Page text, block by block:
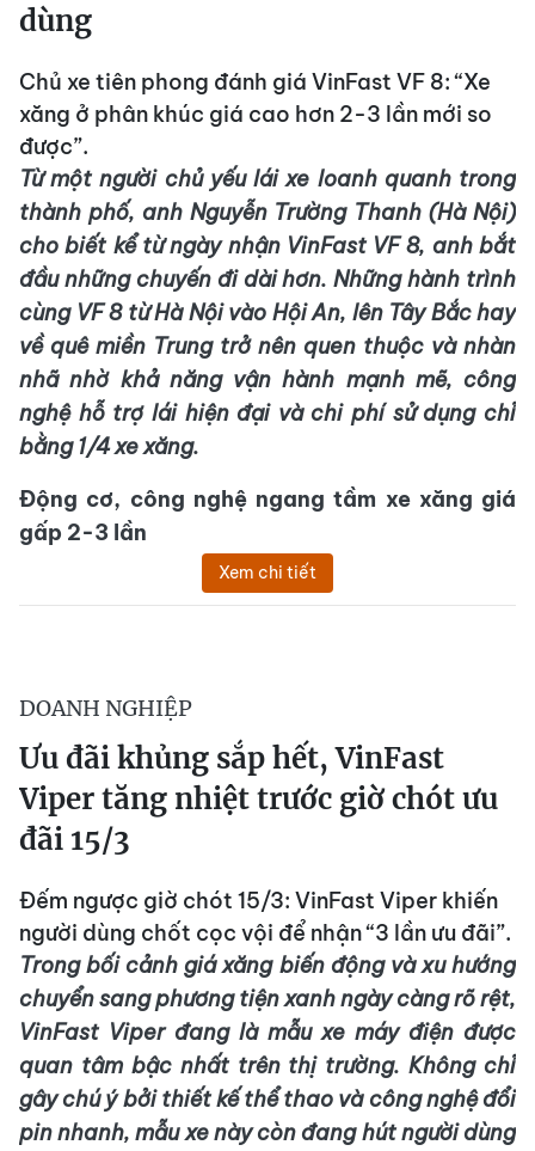
dùng
Chủ xe tiên phong đánh giá VinFast VF 8: “Xe
xăng ở phân khúc giá cao hơn 2-3 lần mới so
được”.
Từ một người chủ yếu lái xe loanh quanh trong
thành phố, anh Nguyễn Trường Thanh (Hà Nội)
cho biết kể từ ngày nhận VinFast VF 8, anh bắt
đầu những chuyến đi dài hơn. Những hành trình
cùng VF 8 từ Hà Nội vào Hội An, lên Tây Bắc hay
về quê miền Trung trở nên quen thuộc vànhàn
nhãnhờ khả năng vận hành mạnh mẽ, công
nghệ hỗ trợ lái hiện đại và chi phí sử dụngchỉ
bằng 1/4 xe xăng.
Động cơ, công nghệ ngang tầm xe xăng giá
gấp 2-3 lần
Xem chi tiết
DOANH NGHIỆP
Ưu đãi khủng sắp hết, VinFast
Viper tăng nhiệt trước giờ chót ưu
đãi 15/3
Đếm ngược giờ chót 15/3: VinFast Viper khiến
người dùng chốt cọc vội để nhận “3 lần ưu đãi”.
Trong bối cảnh giá xăng biến động và xu hướng
chuyển sang phương tiện xanh ngày càng rõ rệt,
VinFast Viper đang làmẫu xe máy điện được
quan tâm bậc nhất trên thị trường. Không chỉ
gây chú ý bởi thiết kế thể thao và công nghệ đổi
pin nhanh, mẫu xe này còn đang hút người dùng